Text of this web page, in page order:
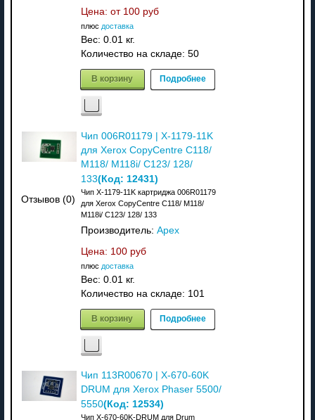
Цена: от 100 руб
плюс доставка
Вес: 0.01 кг.
Количество на складе: 50
В корзину Подробнее
Отзывов (0)
Чип 006R01179 | X-1179-11K
для Xerox CopyCentre C118/
M118/ M118i/ C123/ 128/
133(Код: 12431)
Чип X-1179-11K картриджа 006R01179
для Xerox CopyCentre C118/ M118/
M118i/ C123/ 128/ 133
Производитель: Apex
Цена: 100 руб
плюс доставка
Вес: 0.01 кг.
Количество на складе: 101
В корзину Подробнее
Чип 113R00670 | X-670-60K
DRUM для Xerox Phaser 5500/
5550(Код: 12534)
Чип X-670-60K-DRUM для Drum